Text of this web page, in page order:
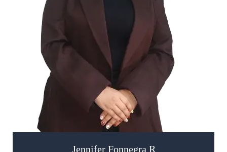
Jennifer Fonnegra R